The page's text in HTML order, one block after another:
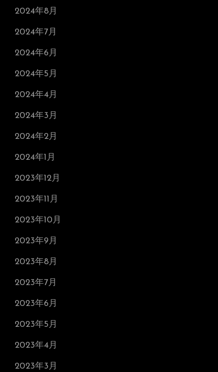
2024年8月
2024年7月
2024年6月
2024年5月
2024年4月
2024年3月
2024年2月
2024年1月
2023年12月
2023年11月
2023年10月
2023年9月
2023年8月
2023年7月
2023年6月
2023年5月
2023年4月
2023年3月